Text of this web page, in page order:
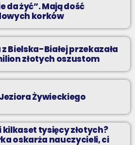
da żyć”. Mają dość
korków
Bielska-Białej przekazała
złotych oszustom
Żywieckiego
kilkaset tysięcy złotych?
oskarża nauczycieli, ci